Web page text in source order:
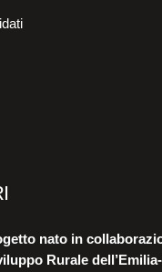
nato in
Rurale